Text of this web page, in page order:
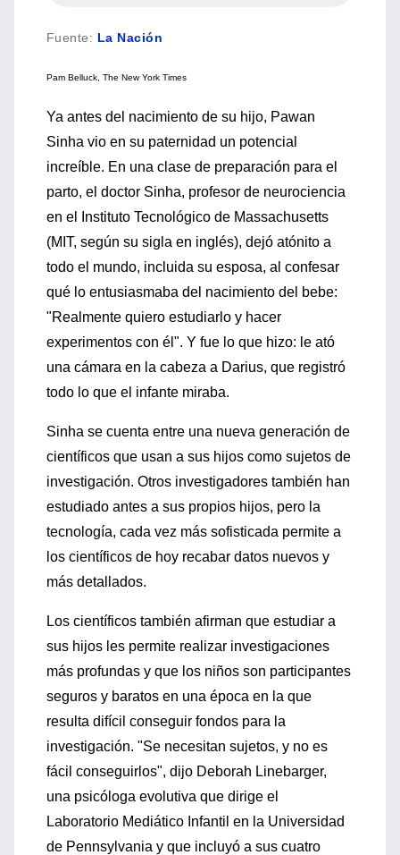
Fuente: La Nación
Pam Belluck, The New York Times
Ya antes del nacimiento de su hijo, Pawan
Sinha vio en su paternidad un potencial
increíble. En una clase de preparación para el
parto, el doctor Sinha, profesor de neurociencia
en el Instituto Tecnológico de Massachusetts
(MIT, según su sigla en inglés), dejó atónito a
todo el mundo, incluida su esposa, al confesar
qué lo entusiasmaba del nacimiento del bebe:
"Realmente quiero estudiarlo y hacer
experimentos con él". Y fue lo que hizo: le ató
una cámara en la cabeza a Darius, que registró
todo lo que el infante miraba.
Sinha se cuenta entre una nueva generación de
científicos que usan a sus hijos como sujetos de
investigación. Otros investigadores también han
estudiado antes a sus propios hijos, pero la
tecnología, cada vez más sofisticada permite a
los científicos de hoy recabar datos nuevos y
más detallados.
Los científicos también afirman que estudiar a
sus hijos les permite realizar investigaciones
más profundas y que los niños son participantes
seguros y baratos en una época en la que
resulta difícil conseguir fondos para la
investigación. "Se necesitan sujetos, y no es
fácil conseguirlos", dijo Deborah Linebarger,
una psicóloga evolutiva que dirige el
Laboratorio Mediático Infantil en la Universidad
de Pennsylvania y que incluyó a sus cuatro